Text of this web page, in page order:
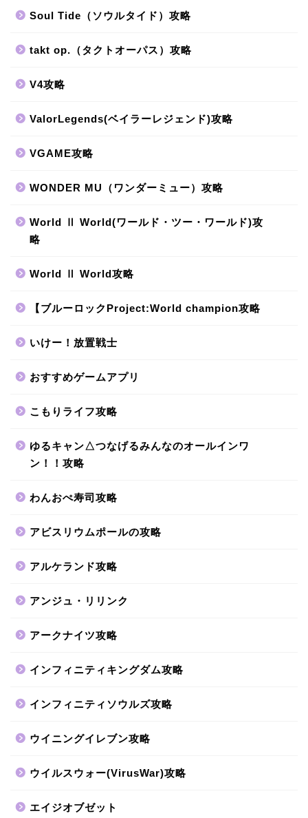
Soul Tide（ソウルタイド）攻略
takt op.（タクトオーパス）攻略
V4攻略
ValorLegends(ベイラーレジェンド)攻略
VGAME攻略
WONDER MU（ワンダーミュー）攻略
World Ⅱ World(ワールド・ツー・ワールド)攻
略
World Ⅱ World攻略
【ブルーロックProject:World champion攻略
いけー！放置戦士
おすすめゲームアプリ
こもりライフ攻略
ゆるキャン△つなげるみんなのオールインワ
ン！！攻略
わんおぺ寿司攻略
アビスリウムポールの攻略
アルケランド攻略
アンジュ・リリンク
アークナイツ攻略
インフィニティキングダム攻略
インフィニティソウルズ攻略
ウイニングイレブン攻略
ウイルスウォー(VirusWar)攻略
エイジオブゼット